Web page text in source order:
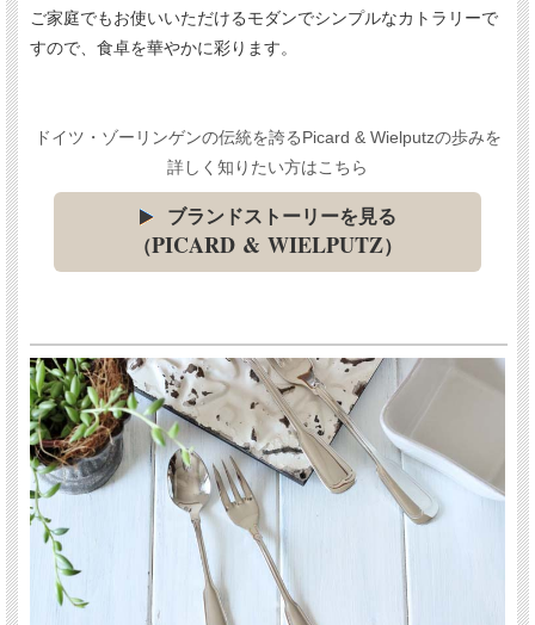
ご家庭でもお使いいただけるモダンでシンプルなカトラリーで
すので、食卓を華やかに彩ります。
ドイツ・ゾーリンゲンの伝統を誇るPicard & Wielputzの歩みを
詳しく知りたい方はこちら
ブランドストーリーを見る
（PICARD & WIELPUTZ）